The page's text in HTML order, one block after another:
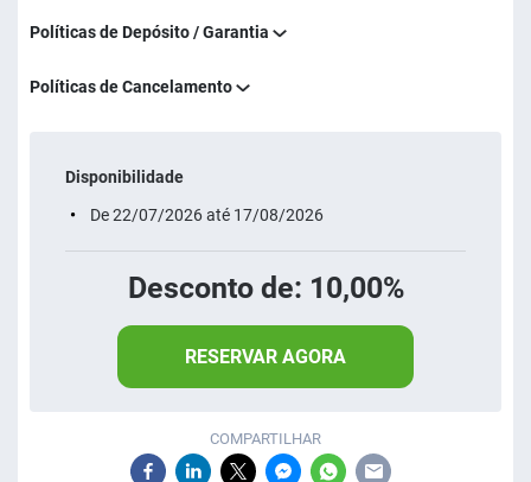
Políticas de Depósito / Garantia
Políticas de Cancelamento
Disponibilidade
De 22/07/2026 até 17/08/2026
Desconto de: 10,00%
RESERVAR AGORA
COMPARTILHAR